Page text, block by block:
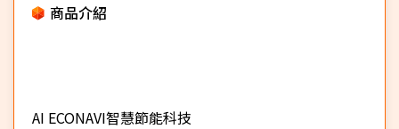
商品介紹
AI ECONAVI智慧節能科技